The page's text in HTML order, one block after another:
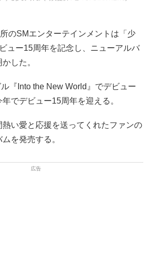
のSMエンターテインメントは「少
ュー15周年を記念し、ニューアルバ
した。
『Into the New World』でデビュー
でデビュー15周年を迎える。
熱い愛と応援を送ってくれたファンの
を発売する。